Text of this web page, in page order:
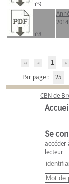
n°9
n°8
2014
1
Par page :
25
CBN de
Se
accéder
lecteur